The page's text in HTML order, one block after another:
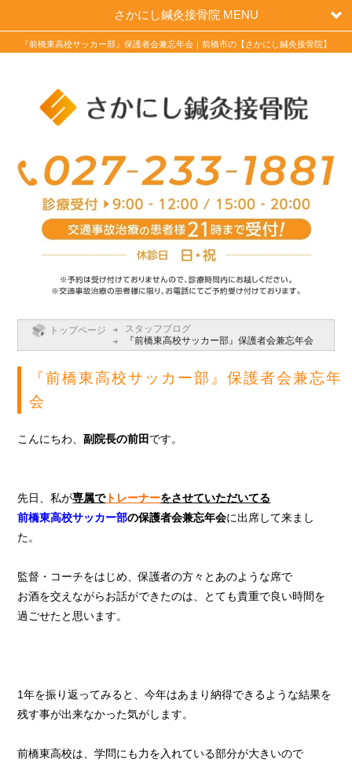
『前橋東高校サッカー部』保護者会兼忘年会｜前橋市の【さかにし鍼灸接骨院】
さかにし鍼灸接骨院 MENU
トップページ
スタッフブログ
『前橋東高校サッカー部』保護者会兼忘年会
『前橋東高校サッカー部』保護者会兼忘年
会
こんにちわ、副院長の前田 です。
先日、私が専属でトレーナーをさせていただいてる
前橋東高校サッカー部の保護者会兼忘年会に出席して来まし
た。
監督・コーチをはじめ、保護者の方々とあのような席で
お酒を交えながらお話ができたのは、とても貴重で良い時間を
過ごせたと思います。
1年を振り返ってみると、今年はあまり納得できるような結果を
残す事が出来なかった気がします。
前橋東高校は、学問にも力を入れている部分が大きいので